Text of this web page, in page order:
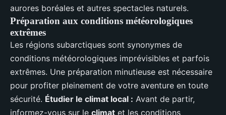
aurores boréales et autres spectacles naturels.
Préparation aux conditions météorologiques
extrêmes
Les régions subarctiques sont synonymes de
conditions météorologiques imprévisibles et parfois
extrêmes. Une préparation minutieuse est nécessaire
pour profiter pleinement de votre aventure en toute
sécurité. Étudier le climat local : Avant de partir,
informez-vous sur le climat et les conditions